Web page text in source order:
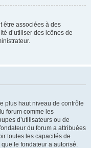
être associées à des
d’utiliser des icônes de
plus haut niveau de contrôle
forum comme les
d’utilisateurs ou de
du forum a attribuées
toutes les capacités de
le fondateur a autorisé.